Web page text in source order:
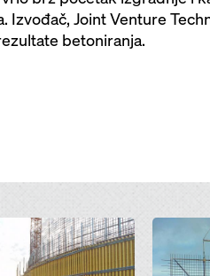
Joint Venture
betoniranja.
Open